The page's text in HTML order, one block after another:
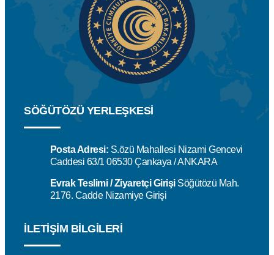
SÖĞÜTÖZÜ YERLEŞKESİ
Posta Adresi: S.özü Mahallesi Nizami Gencevi
Caddesi 63/1 06530 Çankaya / ANKARA
Evrak Teslimi / Ziyaretçi GirişiSöğütözü Mah.
2176. Cadde Nizamiye Girişi
İLETIŞIM BILGILERI